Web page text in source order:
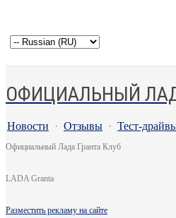
ОФИЦИАЛЬНЫЙ
Новости · Отзывы · Тест-
Официальный Лада Гранта Клуб
LADA Granta
Разместить рекламу на сайте